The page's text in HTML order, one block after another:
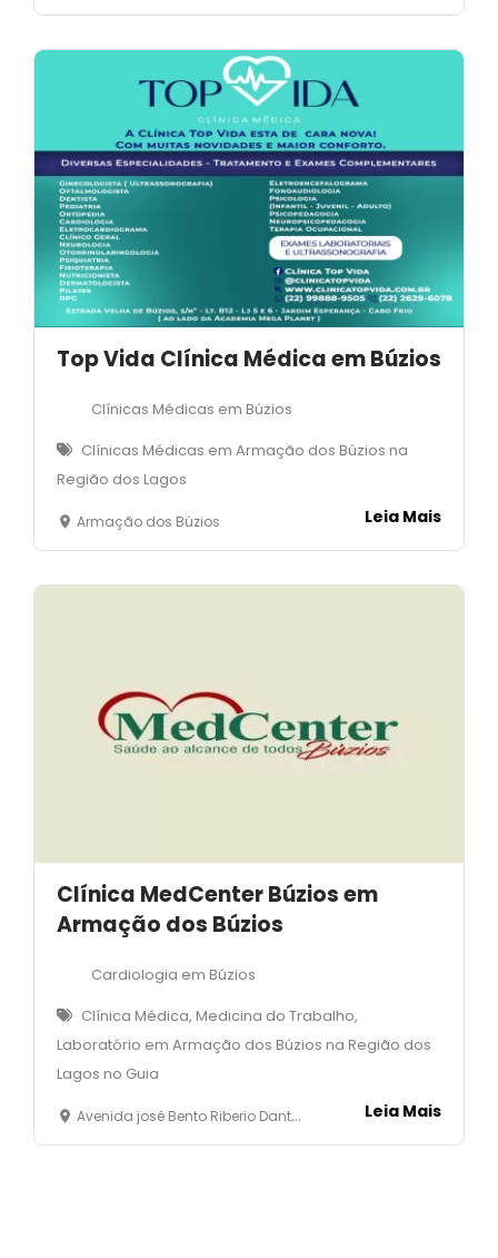
Top Vida Clínica Médica em Búzios
Clínicas Médicas em Búzios
Clínicas Médicas em Armação dos Búzios na
Região dos Lagos
Armação dos Búzios Leia Mais
Clínica MedCenter Búzios em
Armação dos Búzios
Cardiologia em Búzios
Clínica Médica, Medicina do Trabalho,
Laboratório em Armação dos Búzios na Região dos
Lagos no Guia
Avenida josé Bento Riberio Dantas, 5400 , Loja 17 - Manguinhos - Armação dos Búzios Leia Mais